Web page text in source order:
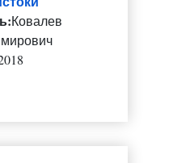
Ковалев